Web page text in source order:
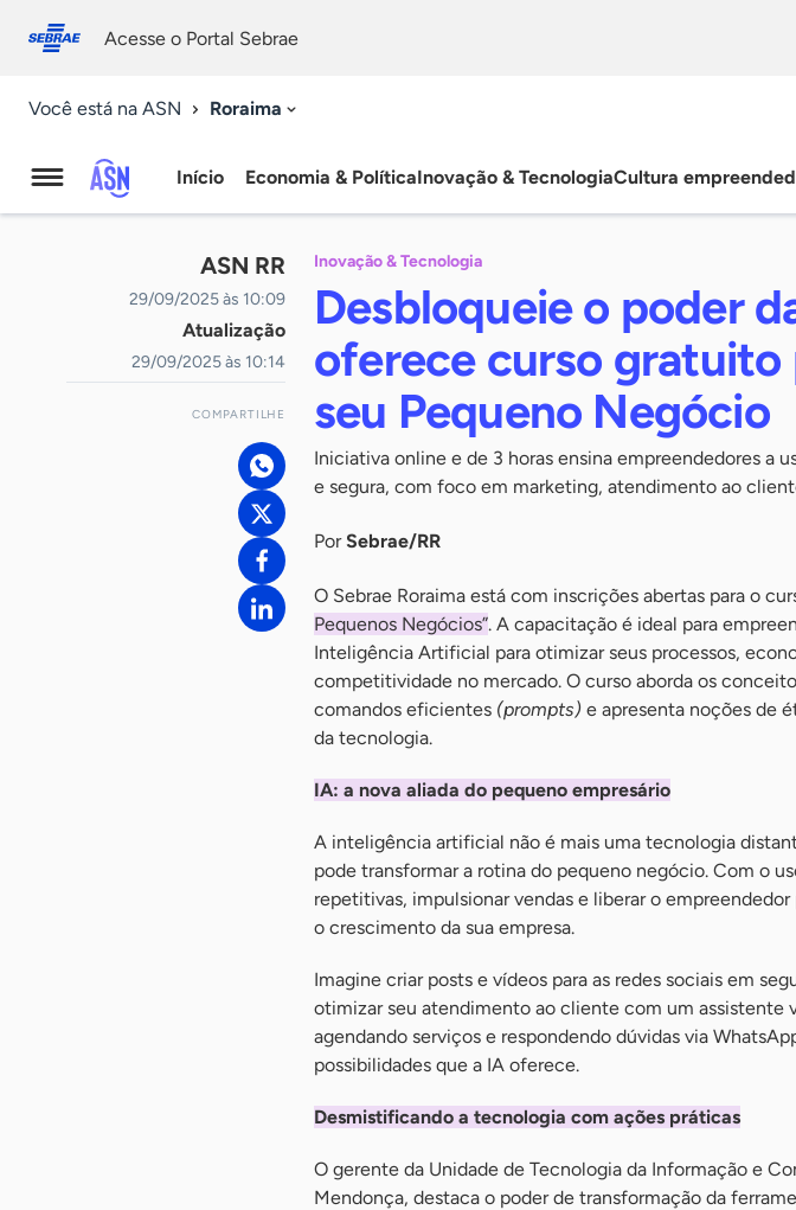
conosco
Acesse o Portal Sebrae
Você está na ASN Roraima
Agência
Sebrae
de
Notícias
Início Economia & PolíticaInovação & TecnologiaCultura
ASN RR
29/09/2025 às 10:09
Atualização
29/09/2025 às 10:14
COMPARTILHE
Inovação & Tecnologia
Desbloqueie o poder
oferece curso gratuito
seu Pequeno Negócio
Iniciativa online e de 3 horas ensina empreendedores a
e segura, com foco em marketing, atendimento ao
PorSebrae/RR
O Sebrae Roraima está com inscrições abertas para o
Pequenos Negócios”. A capacitação é ideal para
Inteligência Artificial para otimizar seus processos,
competitividade no mercado. O curso aborda os
comandos eficientes (prompts) e apresenta noções de
da tecnologia.
IA: a nova aliada do pequeno empresário
A inteligência artificial não é mais uma tecnologia
pode transformar a rotina do pequeno negócio. Com o
repetitivas, impulsionar vendas e liberar o
o crescimento da sua empresa.
Imagine criar posts e vídeos para as redes sociais em
otimizar seu atendimento ao cliente com um assistente
agendando serviços e respondendo dúvidas via
possibilidades que a IA oferece.
Desmistificando a tecnologia com ações práticas
O gerente da Unidade de Tecnologia da Informação e
Mendonça, destaca o poder de transformação da